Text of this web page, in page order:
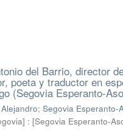
del Barrio, director
poeta y traductor en
(Segovia Esperanto-
; Segovia Esperanto-
: [Segovia Esperanto-